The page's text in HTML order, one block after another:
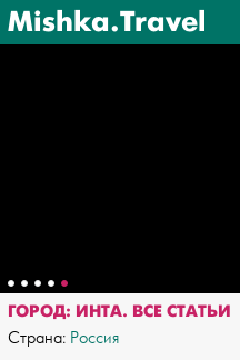
Mishka.Travel
ГОРОД: ИНТА. ВСЕ СТАТЬИ
Страна: Россия